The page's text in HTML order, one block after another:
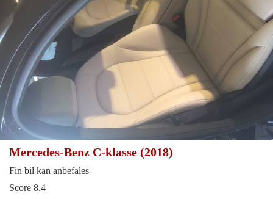
Mercedes-Benz C-klasse (2018)
Fin bil kan anbefales
Score 8.4